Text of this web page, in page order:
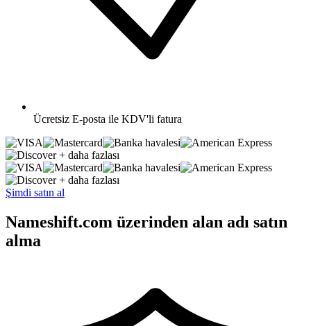
Ücretsiz E-posta ile KDV'li fatura
+ daha fazlası
+ daha fazlası
Şimdi satın al
Nameshift.com üzerinden alan adı satın
alma